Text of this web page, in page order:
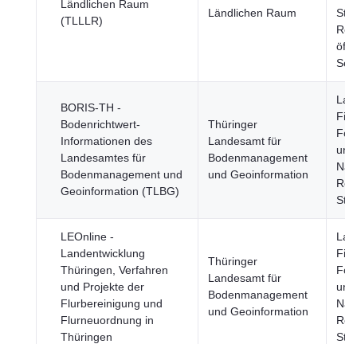
Ländlichen Raum
(TLLLR)
Ländlichen Raum
BORIS-TH -
Bodenrichtwert-
Informationen des
Landesamtes für
Bodenmanagement und
Geoinformation (TLBG)
Thüringer
Landesamt für
Bodenmanagement
und Geoinformation
und
LEOnline -
Landentwicklung
Thüringen, Verfahren
und Projekte der
Flurbereinigung und
Flur­neuordnung in
Thüringen
Thüringer
Landesamt für
Bodenmanagement
und Geoinformation
und